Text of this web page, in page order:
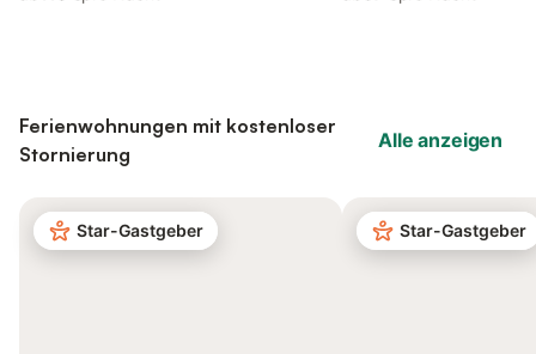
Ferienwohnungen mit kostenloser
Stornierung
Alle anzeigen
Star-Gastgeber Star-Gastgeber